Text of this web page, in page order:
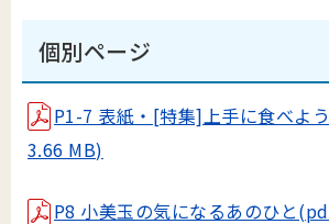
個別ページ
P1-7 表紙・[特集]上手に食べよ
3.66 MB)
P8 小美玉の気になるあのひと